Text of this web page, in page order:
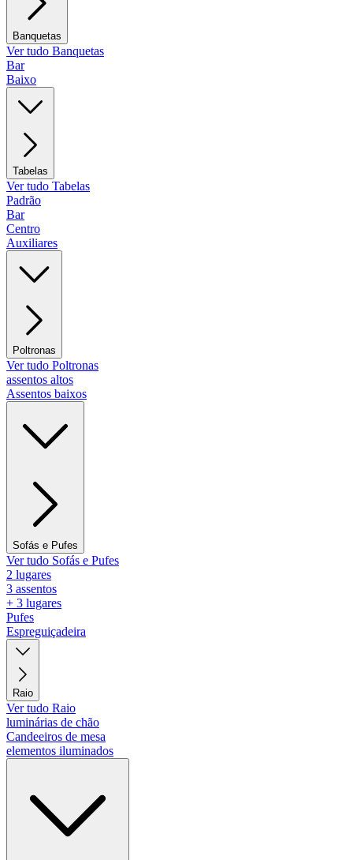
Banquetas
Ver tudo Banquetas
Bar
Baixo
Tabelas
Ver tudo Tabelas
Padrão
Bar
Centro
Auxiliares
Poltronas
Ver tudo Poltronas
assentos altos
Assentos baixos
Sofás e Pufes
Ver tudo Sofás e Pufes
2 lugares
3 assentos
+ 3 lugares
Pufes
Espreguiçadeira
Raio
Ver tudo Raio
luminárias de chão
Candeeiros de mesa
elementos iluminados